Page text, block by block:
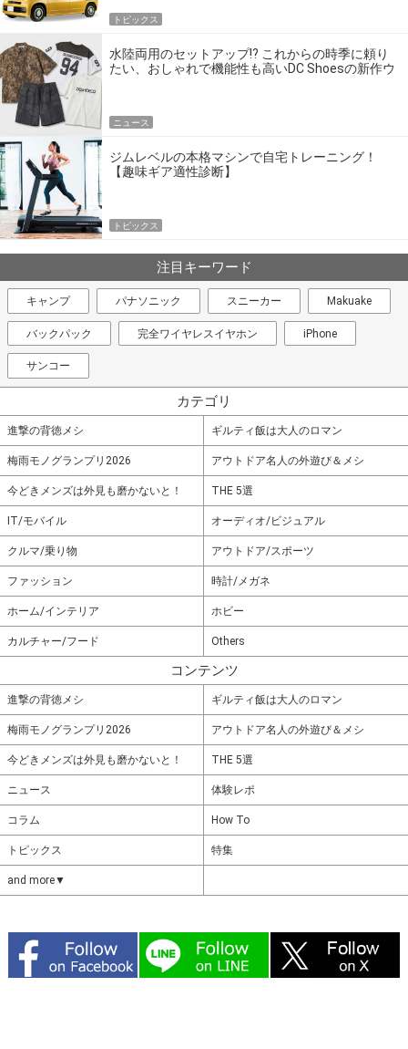
トピックス
水陸両用のセットアップ!? これからの時季に頼り
たい、おしゃれで機能性も高いDC Shoesの新作ウ
ニュース
ジムレベルの本格マシンで自宅トレーニング！
【趣味ギア適性診断】
トピックス
注目キーワード
キャンプ パナソニック スニーカー Makuake
バックパック 完全ワイヤレスイヤホン iPhone
サンコー
カテゴリ
進撃の背徳メシ ギルティ飯は大人のロマン
梅雨モノグランプリ2026 アウトドア名人の外遊び＆メシ
今どきメンズは外見も磨かないと！ THE 5選
IT/モバイル オーディオ/ビジュアル
クルマ/乗り物 アウトドア/スポーツ
ファッション 時計/メガネ
ホーム/インテリア ホビー
カルチャー/フード Others
コンテンツ
進撃の背徳メシ ギルティ飯は大人のロマン
梅雨モノグランプリ2026 アウトドア名人の外遊び＆メシ
今どきメンズは外見も磨かないと！ THE 5選
ニュース 体験レポ
コラム How To
トピックス 特集
and more▼